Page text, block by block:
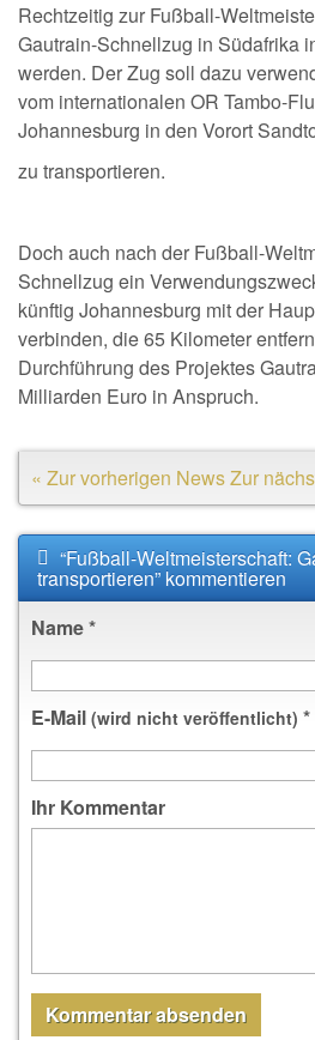
Rechtzeitig zur Fußball-
Gautrain-Schnellzug in Südafrika
werden. Der Zug soll dazu
vom internationalen OR Tambo-
Johannesburg in den Vorort
zu transportieren.
Doch auch nach der Fußball-
Schnellzug ein
künftig Johannesburg mit der
verbinden, die 65 Kilometer
Durchführung des Projektes
Milliarden Euro in Anspruch.
« Zur vorherigen NewsZur
“Fußball-Weltmeisterschaft:
transportieren” kommentieren
Name*
E-Mail (wird nicht veröffentlicht) *
Ihr Kommentar